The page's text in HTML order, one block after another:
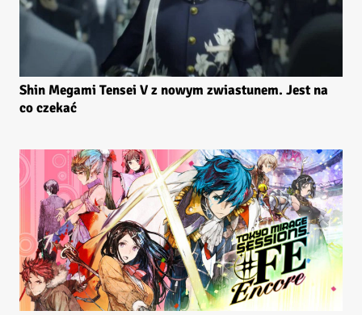
Shin Megami Tensei V z nowym zwiastunem. Jest na
co czekać